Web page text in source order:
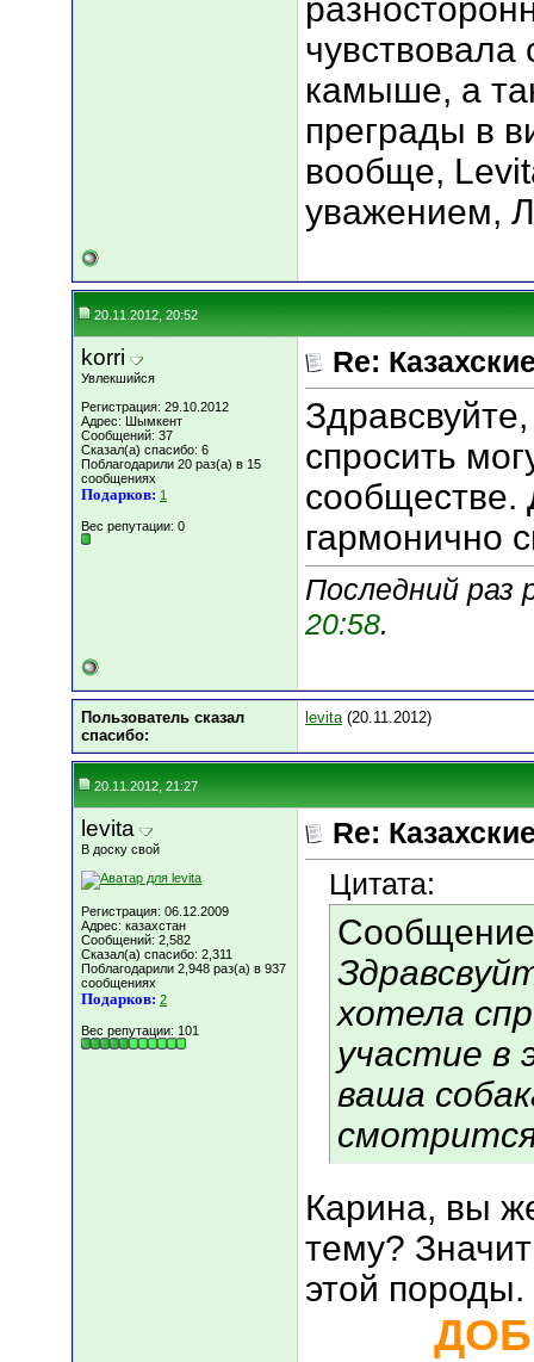
чувствовала
камыше, а
преграды в
вообще,
уважением,
20.11.2012, 20:52
korri
Увлекшийся
Регистрация: 29.10.2012
Адрес: Шымкент
Сообщений: 37
Сказал(а) спасибо: 6
Поблагодарили 20 раз(а) в 15
сообщениях
Подарков: 1
Вес репутации: 0
Re:
спросить
сообществе.
гармонично
Последний раз
20:58.
Пользователь сказал
cпасибо:
levita(20.11.2012)
20.11.2012, 21:27
levita
В доску свой
Регистрация: 06.12.2009
Адрес: казахстан
Сообщений: 2,582
Сказал(а) спасибо: 2,311
Поблагодарили 2,948 раз(а) в 937
сообщениях
Подарков: 2
Вес репутации: 101
Re:
Цитата:
хотела
участие в
ваша
Карина, вы
тему?
этой породы.